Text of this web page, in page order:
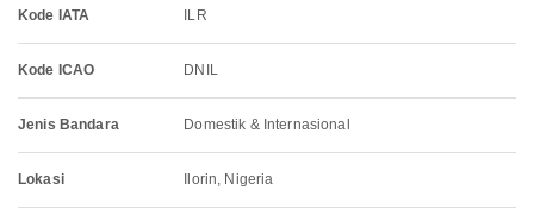
Kode IATA ILR
Kode ICAO DNIL
Jenis Bandara Domestik & Internasional
Lokasi Ilorin, Nigeria